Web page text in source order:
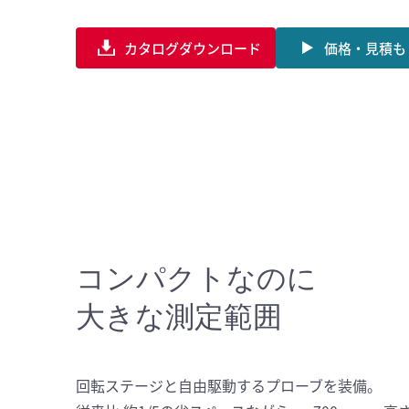
カタログダウンロード 価格・見積
コンパクトなのに
大きな測定範囲
回転ステージと自由駆動するプローブを装備。